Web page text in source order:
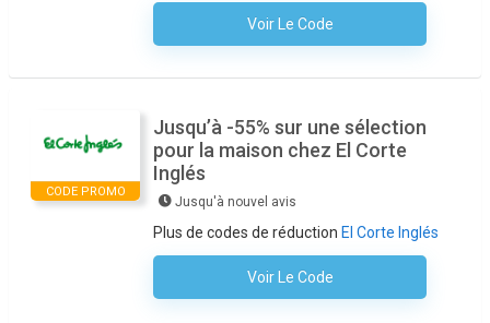
Voir Le Code
Aucun Code N'est Nécessaire
CODE PROMO
Jusqu’à -55% sur une sélection
pour la maison chez El Corte
Inglés
Jusqu'à nouvel avis
Plus de codes de réduction El Corte Inglés
Voir Le Code
Aucun Code N'est Nécessaire